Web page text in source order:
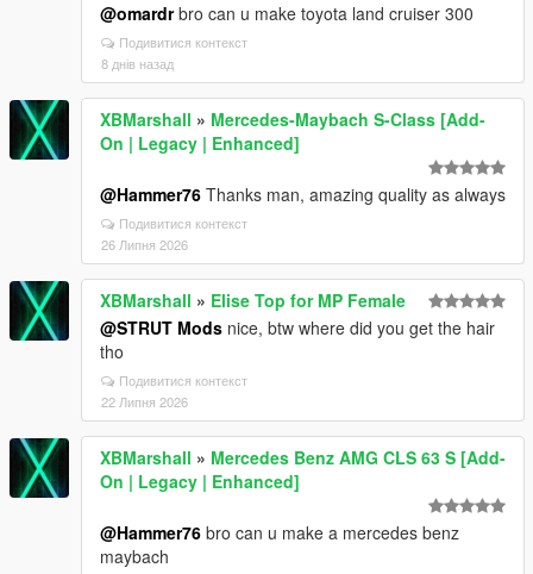
@omardrbro can u make toyota land cruiser 300
Подивитися контекст
8 днів назад
XBMarshall » Mercedes-Maybach S-Class [Add-
On | Legacy | Enhanced]
@Hammer76 Thanks man, amazing quality as always
Подивитися контекст
26 Липня 2026
XBMarshall » Elise Top for MP Female
@STRUT Mods nice, btw where did you get the hair
tho
Подивитися контекст
22 Липня 2026
XBMarshall » Mercedes Benz AMG CLS 63 S [Add-
On | Legacy | Enhanced]
@Hammer76 bro can u make a mercedes benz
maybach